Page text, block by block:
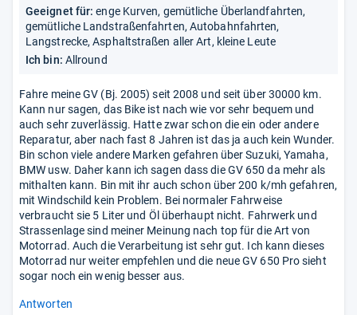
Geeignet für: enge Kurven, gemütliche Überlandfahrten,
gemütliche Landstraßenfahrten, Autobahnfahrten,
Langstrecke, Asphaltstraßen aller Art, kleine Leute
Ich bin: Allround
Fahre meine GV (Bj. 2005) seit 2008 und seit über 30000 km.
Kann nur sagen, das Bike ist nach wie vor sehr bequem und
auch sehr zuverlässig. Hatte zwar schon die ein oder andere
Reparatur, aber nach fast 8 Jahren ist das ja auch kein Wunder.
Bin schon viele andere Marken gefahren über Suzuki, Yamaha,
BMW usw. Daher kann ich sagen dass die GV 650 da mehr als
mithalten kann. Bin mit ihr auch schon über 200 k/mh gefahren,
mit Windschild kein Problem. Bei normaler Fahrweise
verbraucht sie 5 Liter und Öl überhaupt nicht. Fahrwerk und
Strassenlage sind meiner Meinung nach top für die Art von
Motorrad. Auch die Verarbeitung ist sehr gut. Ich kann dieses
Motorrad nur weiter empfehlen und die neue GV 650 Pro sieht
sogar noch ein wenig besser aus.
Antworten